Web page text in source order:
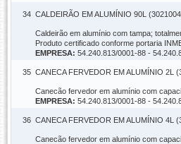
34 CALDEIRÃO EM ALUMÍNIO 90L
Caldeirão em alumínio com tampa;
Produto certificado conforme portaria
EMPRESA: 54.240.813/0001-88 -
35 CANECA FERVEDOR EM ALUMÍNIO 2L
Canecão fervedor em alumínio com
EMPRESA: 54.240.813/0001-88 -
36 CANECA FERVEDOR EM ALUMÍNIO 4L
Canecão fervedor em alumínio com